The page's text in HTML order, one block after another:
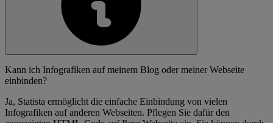
Kann ich Infografiken auf meinem Blog oder meiner Webseite
einbinden?
Ja, Statista ermöglicht die einfache Einbindung von vielen
Infografiken auf anderen Webseiten. Pflegen Sie dafür den